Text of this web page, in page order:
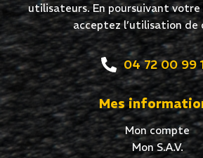
utilisateurs. En poursuivant votre
acceptez l’utilisation de
04 72 00 99
Mes
Mon compte
Mon S.A.V.